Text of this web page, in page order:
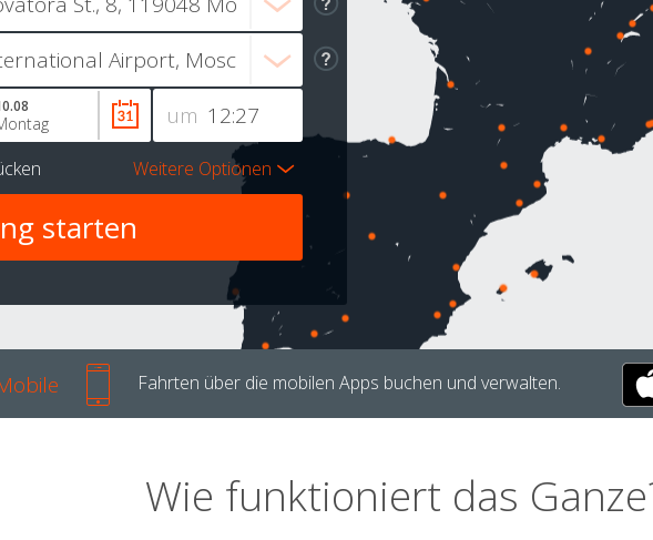
um
Weitere Optionen
Fahrten über die mobilen Apps buchen und verwalten.
Wie funktioniert das